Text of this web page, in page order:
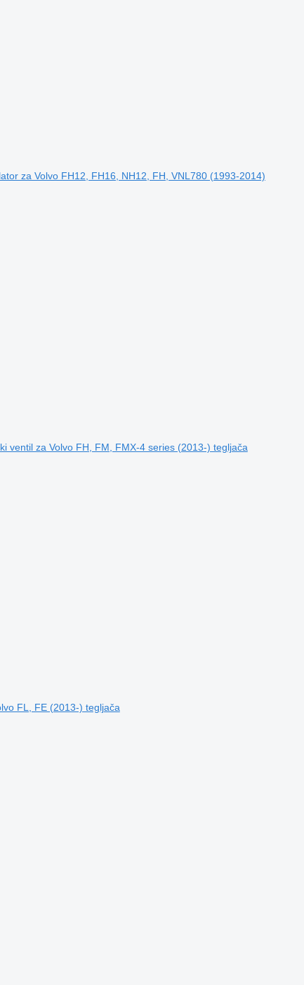
za Volvo FH12, FH16, NH12, FH, VNL780 (1993-2014)
ventil za Volvo FH, FM, FMX-4 series (2013-) tegljača
FL, FE (2013-) tegljača